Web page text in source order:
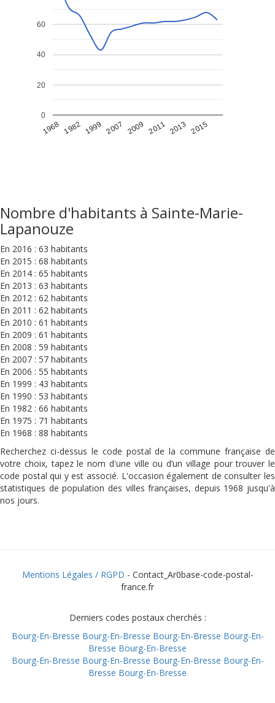
1968 1982 1999 2007 2009 2011 2013 2015
0
20
40
60
Nombre d'habitants à Sainte-Marie-
Lapanouze
En 2016 : 63 habitants
En 2015 : 68 habitants
En 2014 : 65 habitants
En 2013 : 63 habitants
En 2012 : 62 habitants
En 2011 : 62 habitants
En 2010 : 61 habitants
En 2009 : 61 habitants
En 2008 : 59 habitants
En 2007 : 57 habitants
En 2006 : 55 habitants
En 1999 : 43 habitants
En 1990 : 53 habitants
En 1982 : 66 habitants
En 1975 : 71 habitants
En 1968 : 88 habitants
Recherchez ci-dessus le code postal de la commune française de
votre choix, tapez le nom d'une ville ou d’un village pour trouver le
code postal qui y est associé. L'occasion également de consulter les
statistiques de population des villes françaises, depuis 1968 jusqu'à
nos jours.
Mentions Légales / RGPD - Contact_Ar0base-code-postal-
france.fr
Derniers codes postaux cherchés :
Bourg-En-Bresse Bourg-En-Bresse Bourg-En-Bresse Bourg-En-
Bresse Bourg-En-Bresse
Bourg-En-Bresse Bourg-En-Bresse Bourg-En-Bresse Bourg-En-
Bresse Bourg-En-Bresse